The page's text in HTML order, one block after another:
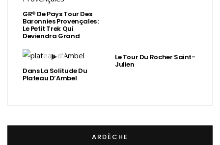
GR® De Pays Tour Des
Baronnies Provençales :
Le Petit Trek Qui
Deviendra Grand
Dans La Solitude Du
Plateau D’Ambel
Le Tour Du Rocher Saint-
Julien
ARDÈCHE